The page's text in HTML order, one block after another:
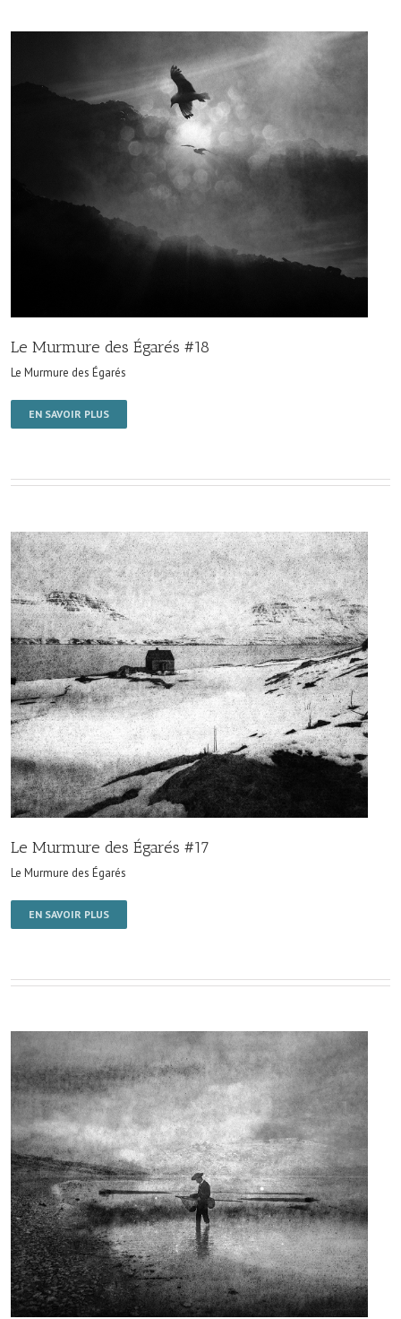
Le Murmure des Égarés #18
Le Murmure des Égarés
EN SAVOIR PLUS
Le Murmure des Égarés #17
Le Murmure des Égarés
EN SAVOIR PLUS